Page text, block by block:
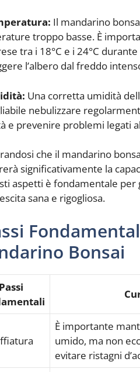
Il mandarino
troppo basse. È
tra i 18°C e i 24°C
l’albero dal freddo
Una corretta umidità
nebulizzare
e prevenire problemi legati
che il mandarino
significativamente la
aspetti è fondamentale
sana e rigogliosa.
Bonsai
Passi
È importante
umido, ma non
evitare ristagni